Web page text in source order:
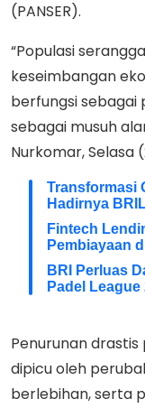
(PANSER).
“Populasi
keseimbangan
berfungsi sebagai
sebagai musuh
Nurkomar, Selasa
Transformasi
Hadirnya
Fintech
Pembiayaan
BRI Perluas
Padel League
Penurunan
dipicu oleh
berlebihan, serta